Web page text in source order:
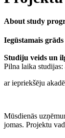
About study
Iegūstamais
Studiju veids un
Pilna laika
ar iepriekšēju
Mūsdienās
jomas. Projektu